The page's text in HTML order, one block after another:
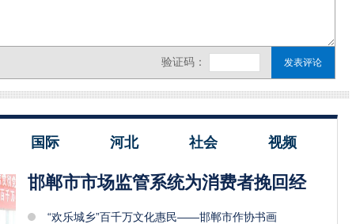
国际 河北 社会 视频
邯郸市市场监管系统为消费者挽回经
“欢乐城乡”百千万文化惠民——邯郸市作协书画